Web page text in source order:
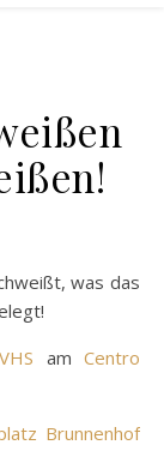
amCentro
Brunnenhof